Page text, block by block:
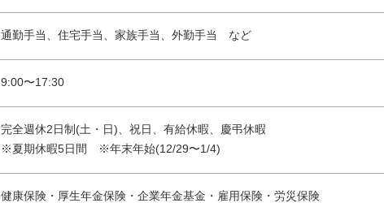
通勤手当、住宅手当、家族手当、外勤手当 など
9:00〜17:30
完全週休2日制(土・日)、祝日、有給休暇、慶弔休暇
※夏期休暇5日間 ※年末年始(12/29〜1/4)
健康保険・厚生年金保険・企業年金基金・雇用保険・労災保険